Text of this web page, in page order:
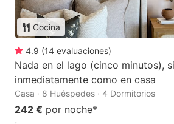
Cocina
4.9 (14 evaluaciones)
Nada en el lago (cinco minutos),
inmediatamente como en casa
Casa · 8 Huéspedes · 4 Dormitorios
242 € por noche*